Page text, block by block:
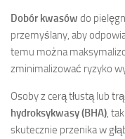
Dobór kwasów do
przemyślany, aby
temu można
zminimalizować ryzyko
Osoby z cerą tłustą lub
hydroksykwasy (BHA),
skutecznie przenika w